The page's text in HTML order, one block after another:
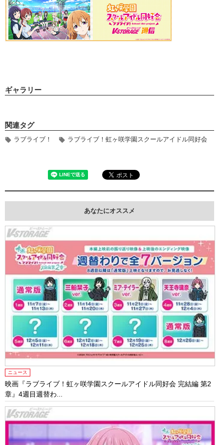
ギャラリー
関連タグ
ラブライブ！ ラブライブ！虹ヶ咲学園スクールアイドル同好会
あなたにオススメ
ニュース
映画『ラブライブ！虹ヶ咲学園スクールアイドル同好会 完結編 第2
章』4週目週替わ...